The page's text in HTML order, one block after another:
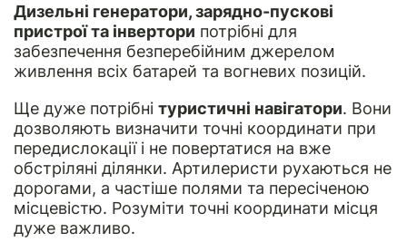
Дизельні генератори, зарядно-пускові
пристрої та інвертори потрібні для
забезпечення безперебійним джерелом
живлення всіх батарей та вогневих позицій.
Ще дуже потрібні туристичні навігатори. Вони
дозволяють визначити точні координати при
передислокації і не повертатися на вже
обстріляні ділянки. Артилеристи рухаються не
дорогами, а частіше полями та пересіченою
місцевістю. Розуміти точні координати місця
дуже важливо.